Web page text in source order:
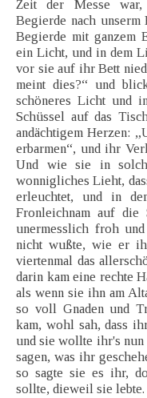
Zeit der Messe
Begierde nach
Begierde mit ganzem
ein Licht, und in dem
vor sie auf ihr Bett
meint dies?“ und
schöneres Licht und
Schüssel auf das
andächtigem Herzen:
erbarmen“, und ihr
Und wie sie in
wonnigliches Lieht,
erleuchtet, und in
Fronleichnam auf die
unermesslich froh
nicht wußte, wie er
viertenmal das
darin kam eine rechte
als wenn sie ihn am
so voll Gnaden und
kam, wohl sah, dass
und sie wollte ihr's nun
sagen, was ihr
so sagte sie es ihr,
sollte, dieweil sie lebte.